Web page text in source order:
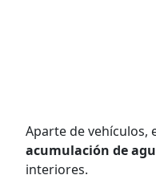
Aparte de vehículos,
acumulación de
interiores.